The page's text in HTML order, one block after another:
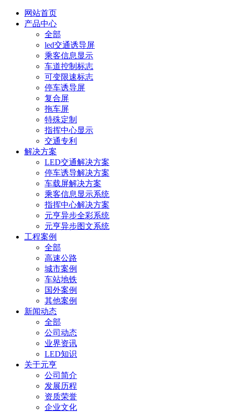
网站首页
产品中心
全部
led交通诱导屏
乘客信息显示
车道控制标志
可变限速标志
停车诱导屏
复合屏
拖车屏
特殊定制
指挥中心显示
交通专利
解决方案
LED交通解决方案
停车诱导解决方案
车载屏解决方案
乘客信息显示系统
指挥中心解决方案
元亨异步全彩系统
元亨异步图文系统
工程案例
全部
高速公路
城市案例
车站地铁
国外案例
其他案例
新闻动态
全部
公司动态
业界资讯
LED知识
关于元亨
公司简介
发展历程
资质荣誉
企业文化